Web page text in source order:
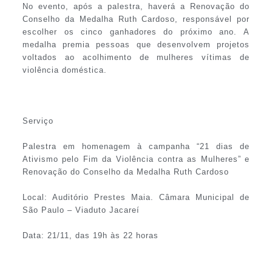
No evento, após a palestra, haverá a Renovação do
Conselho da Medalha Ruth Cardoso, responsável por
escolher os cinco ganhadores do próximo ano. A
medalha premia pessoas que desenvolvem projetos
voltados ao acolhimento de mulheres vítimas de
violência doméstica.
Serviço
Palestra em homenagem à campanha “21 dias de
Ativismo pelo Fim da Violência contra as Mulheres” e
Renovação do Conselho da Medalha Ruth Cardoso
Local: Auditório Prestes Maia. Câmara Municipal de
São Paulo – Viaduto Jacareí
Data: 21/11, das 19h às 22 horas